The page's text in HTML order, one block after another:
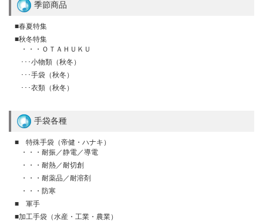
季節商品
■春夏特集
■秋冬特集
・・・ＯＴＡＨＵＫＵ
･･･小物類（秋冬）
･･･手袋（秋冬）
･･･衣類（秋冬）
手袋各種
■ 特殊手袋（帝健・ハナキ）
・・・耐振／静電／導電
・・・耐熱／耐切創
・・・耐薬品／耐溶剤
・・・防寒
■ 軍手
■加工手袋（水産・工業・農業）